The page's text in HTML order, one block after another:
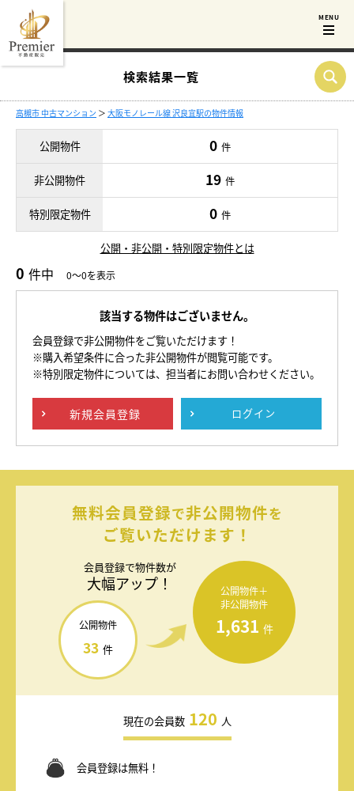
検索結果一覧
高槻市 中古マンション ＞ 大阪モノレール線 沢良宜駅の物件情報
公開物件 0 件
非公開物件 19 件
特別限定物件 0 件
公開・非公開・特別限定物件とは
0 件中 0～0を表示
該当する物件はございません。
会員登録で非公開物件をご覧いただけます！
※購入希望条件に合った非公開物件が閲覧可能です。
※特別限定物件については、担当者にお問い合わせください。
新規会員登録 ログイン
無料会員登録で非公開物件を
ご覧いただけます！
会員登録で物件数が
大幅アップ！
公開物件
33 件
公開物件＋
非公開物件
1,631 件
現在の会員数 120 人
会員登録は無料！